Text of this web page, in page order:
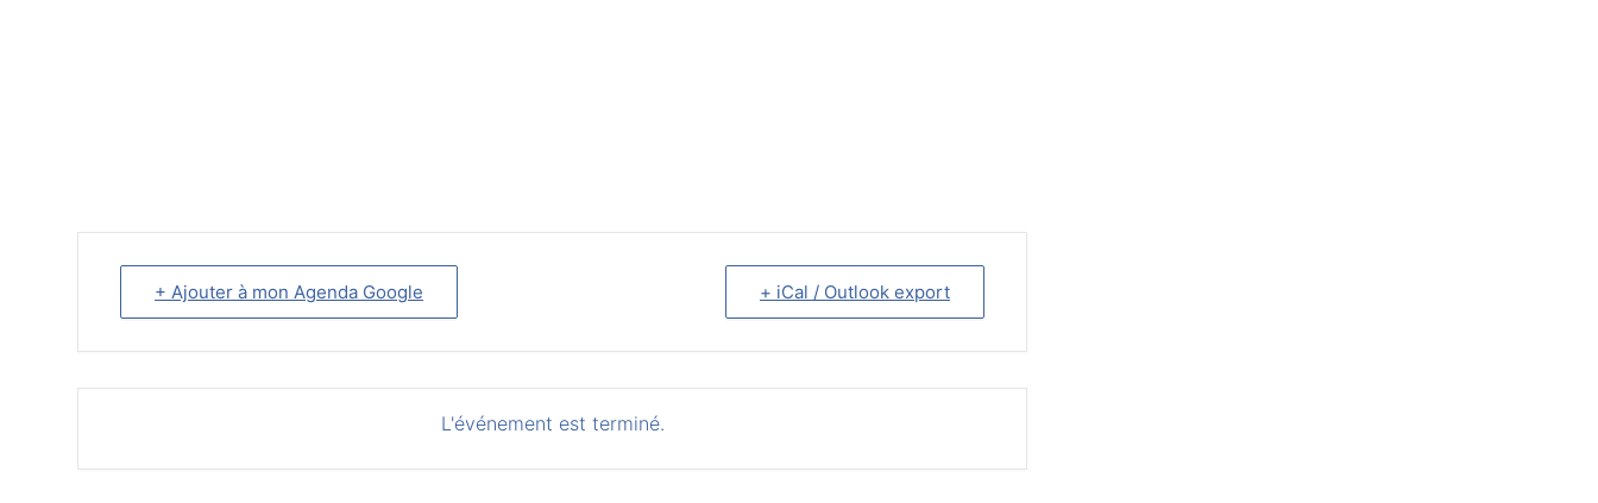
+ Ajouter à mon Agenda Google + iCal / Outlook export
L'événement est terminé.